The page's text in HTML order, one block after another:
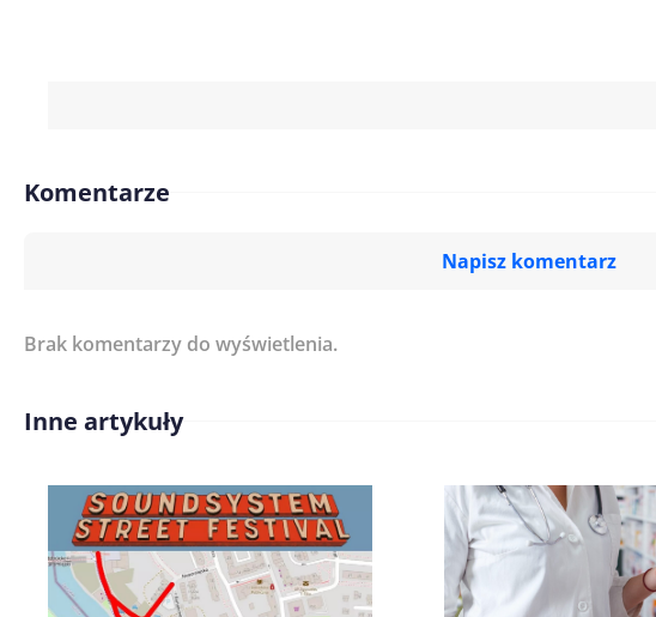
Komentarze
Napisz komentarz
Imię/ Nick*
Brak komentarzy do wyświetlenia.
Inne artykuły